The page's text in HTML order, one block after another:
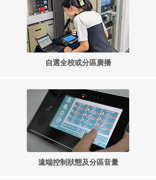
自選全校或分區廣播
遠端控制狀態及分區音量